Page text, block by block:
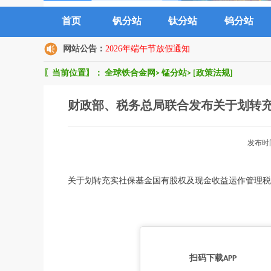
首页 钒分站 钛分站 钨分站
网站公告： 2026年端午节放假通知
〖当前位置〗： 全球铁合金网 > 锰分站> [政策法规]
财政部、税务总局联合发布关于划转
发布
关于划转充实社保基金国有股权及现金收益运作管理
扫码下载APP